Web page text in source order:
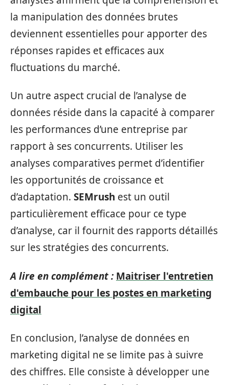
la manipulation des données brutes
deviennent essentielles pour apporter des
réponses rapides et efficaces aux
fluctuations du marché.
Un autre aspect crucial de l’analyse de
données réside dans la capacité à comparer
les performances d’une entreprise par
rapport à ses concurrents. Utiliser les
analyses comparatives permet d’identifier
les opportunités de croissance et
d’adaptation. SEMrush est un outil
particulièrement efficace pour ce type
d’analyse, car il fournit des rapports détaillés
sur les stratégies des concurrents.
A lire en complément : Maitriser l'entretien
d'embauche pour les postes en marketing
digital
En conclusion, l’analyse de données en
marketing digital ne se limite pas à suivre
des chiffres. Elle consiste à développer une